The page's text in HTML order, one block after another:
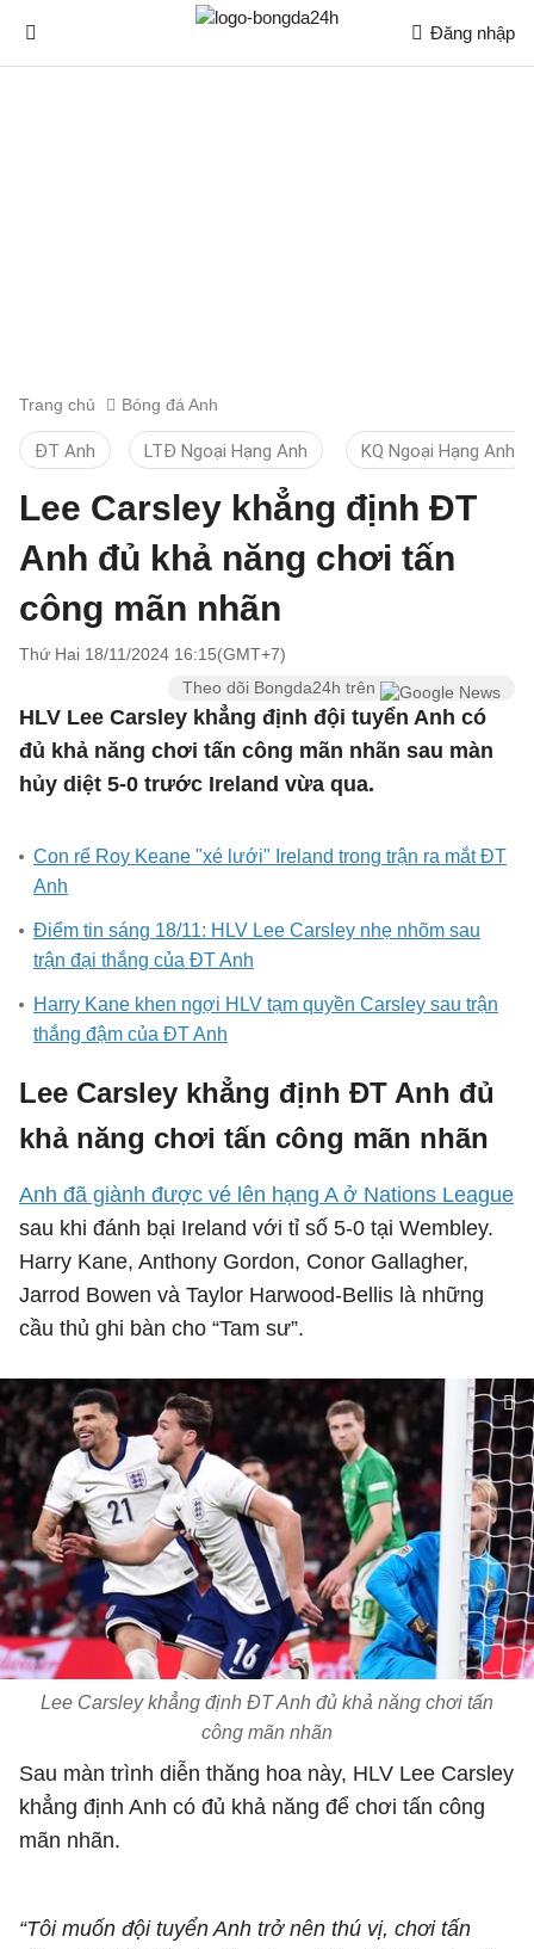
Đăng nhập
Trang chủ Bóng đá Anh
ĐT Anh LTĐ Ngoại Hạng Anh KQ Ngoại Hạng Anh
Lee Carsley khẳng định ĐT
Anh đủ khả năng chơi tấn
công mãn nhãn
Thứ Hai 18/11/2024 16:15(GMT+7)
Theo dõi Bongda24h trên
HLV Lee Carsley khẳng định đội tuyển Anh có
đủ khả năng chơi tấn công mãn nhãn sau màn
hủy diệt 5-0 trước Ireland vừa qua.
Con rể Roy Keane "xé lưới" Ireland trong trận ra mắt ĐT
Anh
Điểm tin sáng 18/11: HLV Lee Carsley nhẹ nhõm sau
trận đại thắng của ĐT Anh
Harry Kane khen ngợi HLV tạm quyền Carsley sau trận
thắng đậm của ĐT Anh
Lee Carsley khẳng định ĐT Anh đủ
khả năng chơi tấn công mãn nhãn
Anh đã giành được vé lên hạng A ở Nations League
sau khi đánh bại Ireland với tỉ số 5-0 tại Wembley.
Harry Kane, Anthony Gordon, Conor Gallagher,
Jarrod Bowen và Taylor Harwood-Bellis là những
cầu thủ ghi bàn cho “Tam sư”.
Lee Carsley khẳng định ĐT Anh đủ khả năng chơi tấn
công mãn nhãn
Sau màn trình diễn thăng hoa này, HLV Lee Carsley
khẳng định Anh có đủ khả năng để chơi tấn công
mãn nhãn.
“Tôi muốn đội tuyển Anh trở nên thú vị, chơi tấn